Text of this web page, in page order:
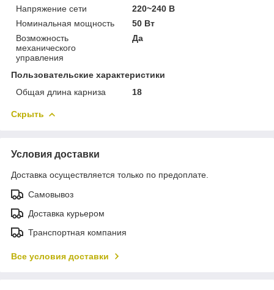
Напряжение сети
220~240 В
Номинальная мощность
50 Вт
Возможность
механического
управления
Да
Пользовательские характеристики
Общая длина карниза
18
Скрыть
Условия доставки
Доставка осуществляется только по предоплате.
Самовывоз
Доставка курьером
Транспортная компания
Все условия доставки